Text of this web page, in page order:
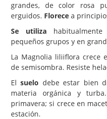
grandes, de color rosa
erguidos. Florece a
Se utilizahabitualmente
pequeños grupos y en
La Magnolia liliiflora crece
de semisombra. Resiste
Elsuelo debe estar bien
materia orgánica y
primavera; si crece en
estación.